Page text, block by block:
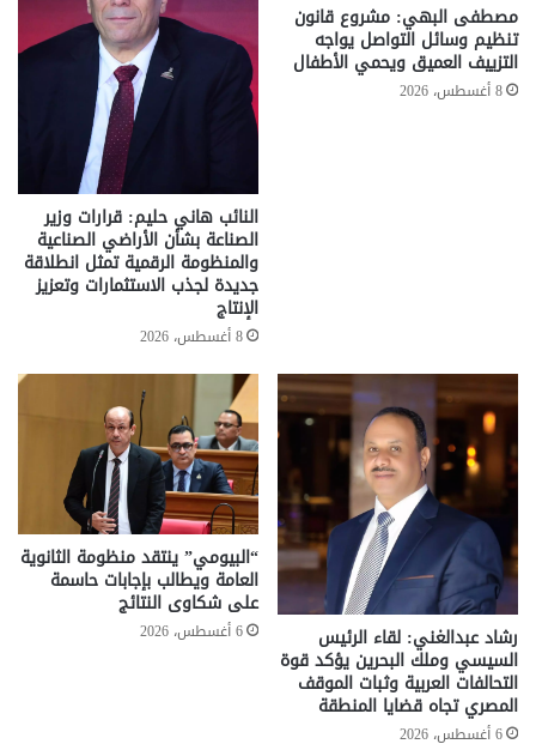
مصطفى البهي: مشروع قانون
تنظيم وسائل التواصل يواجه
التزييف العميق ويحمي الأطفال
8 أغسطس، 2026
النائب هاني حليم: قرارات وزير
الصناعة بشأن الأراضي الصناعية
والمنظومة الرقمية تمثل انطلاقة
جديدة لجذب الاستثمارات وتعزيز
الإنتاج
8 أغسطس، 2026
رشاد عبدالغني: لقاء الرئيس
السيسي وملك البحرين يؤكد قوة
التحالفات العربية وثبات الموقف
المصري تجاه قضايا المنطقة
6 أغسطس، 2026
“البيومي” ينتقد منظومة الثانوية
العامة ويطالب بإجابات حاسمة
على شكاوى النتائج
6 أغسطس، 2026